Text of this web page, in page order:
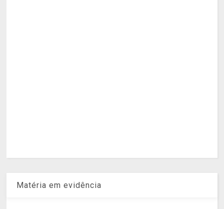
Matéria em evidência